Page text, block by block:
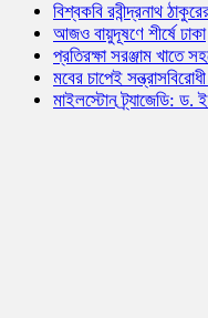
বিশ্বকবি রবীন্দ্রনাথ
আজও বায়ুদূষণে শীর্ষে ঢাকা
প্রতিরক্ষা সরঞ্জাম খাতে
মবের চাপেই
মাইলস্টোন ট্র্যাজেডি: